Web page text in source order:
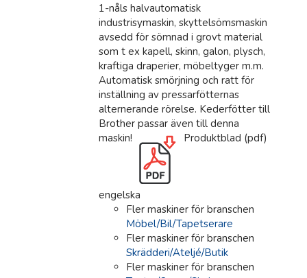
1-nåls halvautomatisk
industrisymaskin, skyttelsömsmaskin
avsedd för sömnad i grovt material
som t ex kapell, skinn, galon, plysch,
kraftiga draperier, möbeltyger m.m.
Automatisk smörjning och ratt för
inställning av pressarfötternas
alternerande rörelse. Kederfötter till
Brother passar även till denna
maskin!
Produktblad (pdf)
engelska
Fler maskiner för branschen
Möbel/Bil/Tapetserare
Fler maskiner för branschen
Skrädderi/Ateljé/Butik
Fler maskiner för branschen